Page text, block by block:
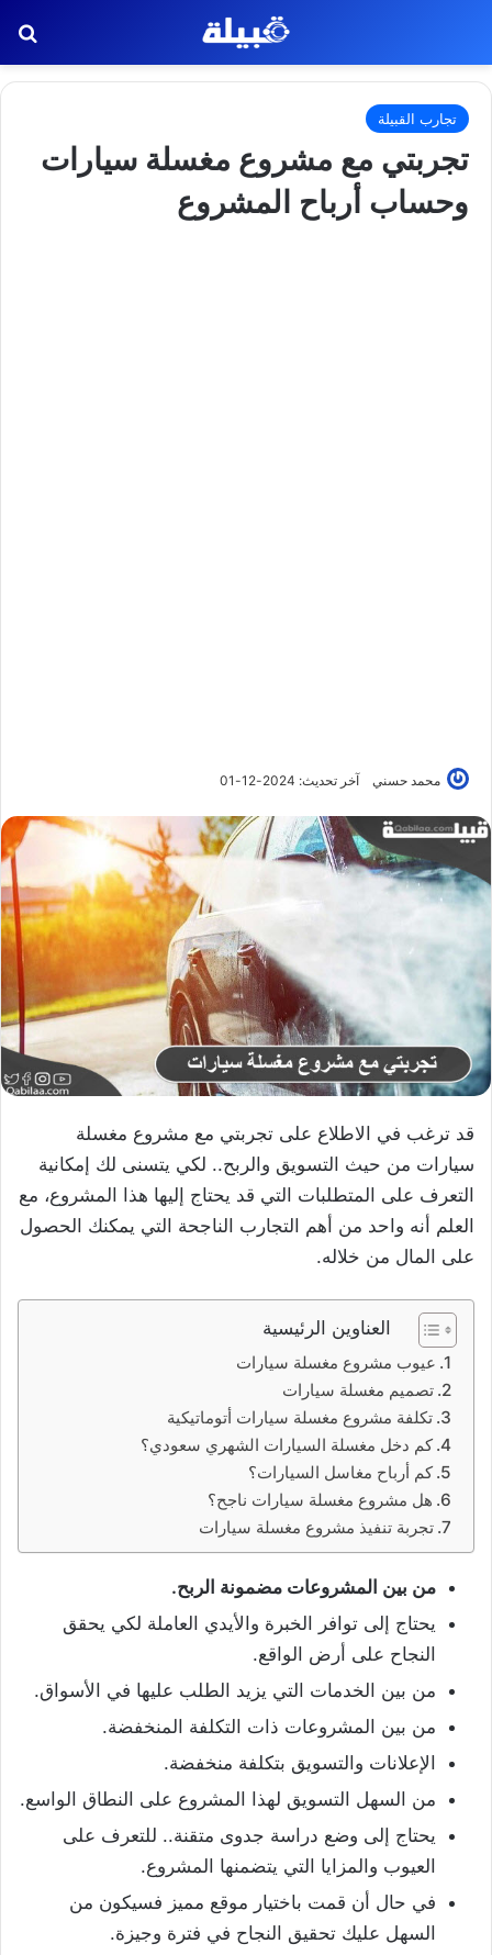
تجارب القبيلة
تجربتي مع مشروع مغسلة سيارات
وحساب أرباح المشروع
محمد حسني آخر تحديث: 2024-12-01
قد ترغب في الاطلاع على تجربتي مع مشروع مغسلة
سيارات من حيث التسويق والربح.. لكي يتسنى لك إمكانية
التعرف على المتطلبات التي قد يحتاج إليها هذا المشروع، مع
العلم أنه واحد من أهم التجارب الناجحة التي يمكنك الحصول
على المال من خلاله.
العناوين الرئيسية
عيوب مشروع مغسلة سيارات
تصميم مغسلة سيارات
تكلفة مشروع مغسلة سيارات أتوماتيكية
كم دخل مغسلة السيارات الشهري سعودي؟
كم أرباح مغاسل السيارات؟
هل مشروع مغسلة سيارات ناجح؟
تجربة تنفيذ مشروع مغسلة سيارات
من بين المشروعات مضمونة الربح.
يحتاج إلى توافر الخبرة والأيدي العاملة لكي يحقق
النجاح على أرض الواقع.
من بين الخدمات التي يزيد الطلب عليها في الأسواق.
من بين المشروعات ذات التكلفة المنخفضة.
الإعلانات والتسويق بتكلفة منخفضة.
من السهل التسويق لهذا المشروع على النطاق الواسع.
يحتاج إلى وضع دراسة جدوى متقنة.. للتعرف على
العيوب والمزايا التي يتضمنها المشروع.
في حال أن قمت باختيار موقع مميز فسيكون من
السهل عليك تحقيق النجاح في فترة وجيزة.